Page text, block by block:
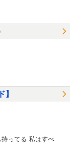
】
ってる 私はすべ